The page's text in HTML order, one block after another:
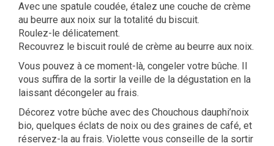
Avec une spatule coudée, étalez une couche de crème
au beurre aux noix sur la totalité du biscuit.
Roulez-le délicatement.
Recouvrez le biscuit roulé de crème au beurre aux noix.
Vous pouvez à ce moment-là, congeler votre bûche. Il
vous suffira de la sortir la veille de la dégustation en la
laissant décongeler au frais.
Décorez votre bûche avec des Chouchous dauphi’noix
bio, quelques éclats de noix ou des graines de café, et
réservez-la au frais. Violette vous conseille de la sortir